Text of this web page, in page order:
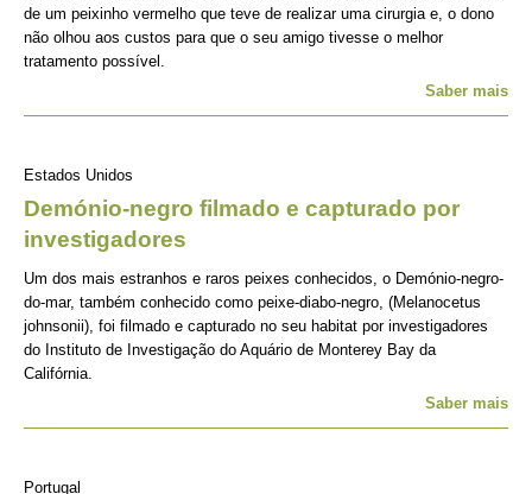
de um peixinho vermelho que teve de realizar uma cirurgia e, o dono
não olhou aos custos para que o seu amigo tivesse o melhor
tratamento possível.
Saber mais
Estados Unidos
Demónio-negro filmado e capturado por
investigadores
Um dos mais estranhos e raros peixes conhecidos, o Demónio-negro-
do-mar, também conhecido como peixe-diabo-negro, (Melanocetus
johnsonii), foi filmado e capturado no seu habitat por investigadores
do Instituto de Investigação do Aquário de Monterey Bay da
Califórnia.
Saber mais
Portugal